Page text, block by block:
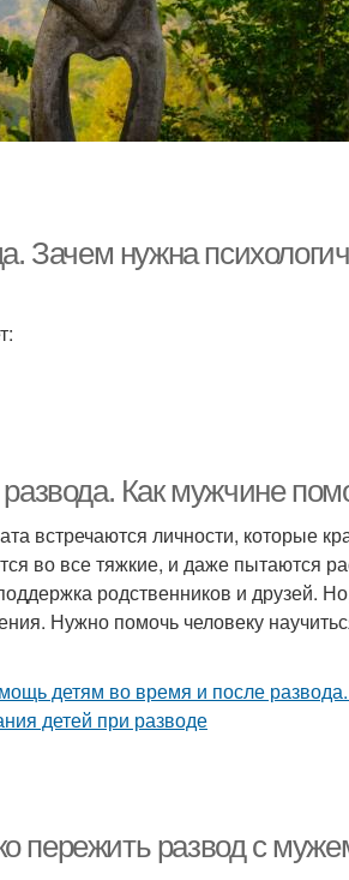
Зачем нужна
Как мужчине
встречаются личности, которые
во все тяжкие, и даже пытаются
родственников и друзей.
Нужно помочь человеку
пережить развод с